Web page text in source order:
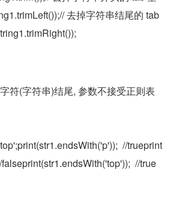
去掉字符串结尾的 tab
符(字符串)结尾, 参数不接受正则表
//trueprint
//true